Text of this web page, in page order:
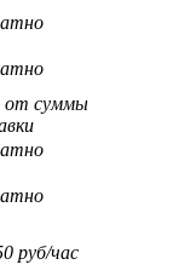
от суммы
руб/час